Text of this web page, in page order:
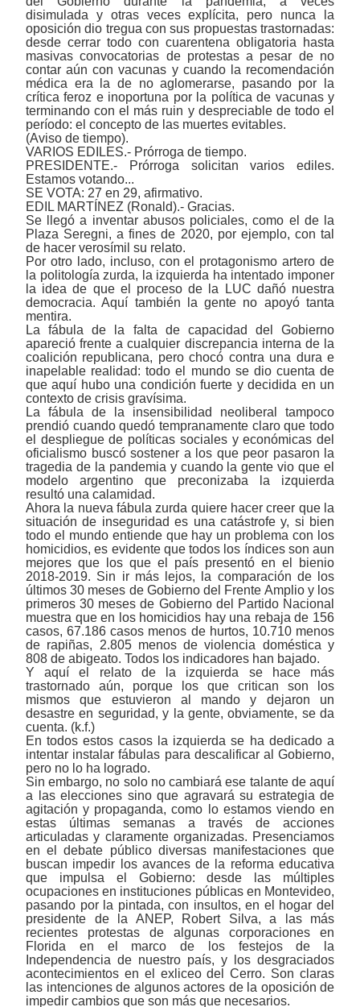
disimulada y otras veces explícita, pero nunca la
oposición dio tregua con sus propuestas trastornadas:
desde cerrar todo con cuarentena obligatoria hasta
masivas convocatorias de protestas a pesar de no
contar aún con vacunas y cuando la recomendación
médica era la de no aglomerarse, pasando por la
crítica feroz e inoportuna por la política de vacunas y
terminando con el más ruin y despreciable de todo el
período: el concepto de las muertes evitables.
(Aviso de tiempo).
VARIOS EDILES.- Prórroga de tiempo.
PRESIDENTE.- Prórroga solicitan varios ediles.
Estamos votando...
SE VOTA: 27 en 29, afirmativo.
EDIL MARTÍNEZ (Ronald).- Gracias.
Se llegó a inventar abusos policiales, como el de la
Plaza Seregni, a fines de 2020, por ejemplo, con tal
de hacer verosímil su relato.
Por otro lado, incluso, con el protagonismo artero de
la politología zurda, la izquierda ha intentado imponer
la idea de que el proceso de la LUC dañó nuestra
democracia. Aquí también la gente no apoyó tanta
mentira.
La fábula de la falta de capacidad del Gobierno
apareció frente a cualquier discrepancia interna de la
coalición republicana, pero chocó contra una dura e
inapelable realidad: todo el mundo se dio cuenta de
que aquí hubo una condición fuerte y decidida en un
contexto de crisis gravísima.
La fábula de la insensibilidad neoliberal tampoco
prendió cuando quedó tempranamente claro que todo
el despliegue de políticas sociales y económicas del
oficialismo buscó sostener a los que peor pasaron la
tragedia de la pandemia y cuando la gente vio que el
modelo argentino que preconizaba la izquierda
resultó una calamidad.
Ahora la nueva fábula zurda quiere hacer creer que la
situación de inseguridad es una catástrofe y, si bien
todo el mundo entiende que hay un problema con los
homicidios, es evidente que todos los índices son aun
mejores que los que el país presentó en el bienio
2018-2019. Sin ir más lejos, la comparación de los
últimos 30 meses de Gobierno del Frente Amplio y los
primeros 30 meses de Gobierno del Partido Nacional
muestra que en los homicidios hay una rebaja de 156
casos, 67.186 casos menos de hurtos, 10.710 menos
de rapiñas, 2.805 menos de violencia doméstica y
808 de abigeato. Todos los indicadores han bajado.
Y aquí el relato de la izquierda se hace más
trastornado aún, porque los que critican son los
mismos que estuvieron al mando y dejaron un
desastre en seguridad, y la gente, obviamente, se da
cuenta. (k.f.)
En todos estos casos la izquierda se ha dedicado a
intentar instalar fábulas para descalificar al Gobierno,
pero no lo ha logrado.
Sin embargo, no solo no cambiará ese talante de aquí
a las elecciones sino que agravará su estrategia de
agitación y propaganda, como lo estamos viendo en
estas últimas semanas a través de acciones
articuladas y claramente organizadas. Presenciamos
en el debate público diversas manifestaciones que
buscan impedir los avances de la reforma educativa
que impulsa el Gobierno: desde las múltiples
ocupaciones en instituciones públicas en Montevideo,
pasando por la pintada, con insultos, en el hogar del
presidente de la ANEP, Robert Silva, a las más
recientes protestas de algunas corporaciones en
Florida en el marco de los festejos de la
Independencia de nuestro país, y los desgraciados
acontecimientos en el exliceo del Cerro. Son claras
las intenciones de algunos actores de la oposición de
impedir cambios que son más que necesarios.